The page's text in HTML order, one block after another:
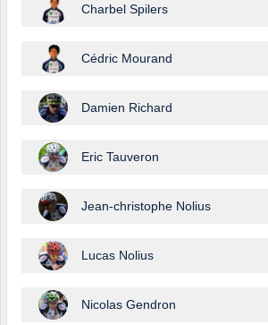
Charbel Spilers
Cédric Mourand
Damien Richard
Eric Tauveron
Jean-christophe Nolius
Lucas Nolius
Nicolas Gendron